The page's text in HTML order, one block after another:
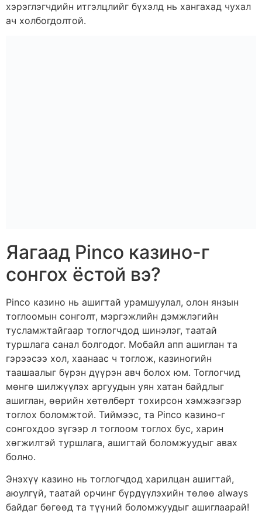
хэрэглэгчдийн итгэлцлийг бүхэлд нь хангахад чухал
ач холбогдолтой.
Яагаад Pinco казино-г
сонгох ёстой вэ?
Pinco казино нь ашигтай урамшуулал, олон янзын
тоглоомын сонголт, мэргэжлийн дэмжлэгийн
тусламжтайгаар тоглогчдод шинэлэг, таатай
туршлага санал болгодог. Мобайл апп ашиглан та
гэрээсээ хол, хаанаас ч тоглож, казиногийн
таашаалыг бүрэн дүүрэн авч болох юм. Тоглогчид
мөнгө шилжүүлэх аргуудын уян хатан байдлыг
ашиглан, өөрийн хөтөлбөрт тохирсон хэмжээгээр
тоглох боломжтой. Тиймээс, та Pinco казино-г
сонгохдоо зүгээр л тоглоом тоглох бус, харин
хөгжилтэй туршлага, ашигтай боломжуудыг авах
болно.
Энэхүү казино нь тоглогчдод харилцан ашигтай,
аюулгүй, таатай орчинг бүрдүүлэхийн төлөө always
байдаг бөгөөд та түүний боломжуудыг ашиглаарай!